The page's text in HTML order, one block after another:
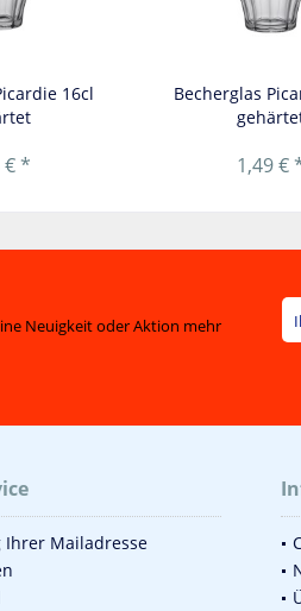
16cl
€ *
Becherglas
1,49 €
Neuigkeit oder Aktion mehr
Ihrer Mailadresse